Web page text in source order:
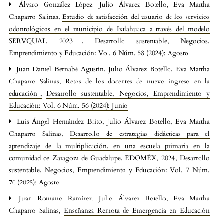
Álvaro González López, Julio Álvarez Botello, Eva Martha
Chaparro Salinas,Estudio de satisfacción del usuario de los servicios
odontológicos en el municipio de Ixtlahuaca a través del modelo
SERVQUAL, 2023, Desarrollo sustentable, Negocios,
Emprendimiento y Educación: Vol. 6 Núm. 58 (2024): Agosto
Juan Daniel Bernabé Agustín, Julio Álvarez Botello, Eva Martha
Chaparro Salinas, Retos de los docentes de nuevo ingreso en la
educación,Desarrollo sustentable, Negocios, Emprendimiento y
Educación: Vol. 6 Núm. 56 (2024): Junio
Luis Ángel Hernández Brito, Julio Álvarez Botello, Eva Martha
Chaparro Salinas,Desarrollo de estrategias didácticas para el
aprendizaje de la multiplicación, en una escuela primaria en la
comunidad de Zaragoza de Guadalupe, EDOMÉX, 2024, Desarrollo
sustentable, Negocios, Emprendimiento y Educación: Vol. 7 Núm.
70 (2025): Agosto
Juan Romano Ramírez, Julio Álvarez Botello, Eva Martha
Chaparro Salinas, Enseñanza Remota de Emergencia en Educación